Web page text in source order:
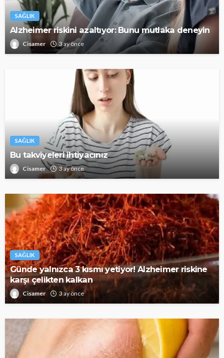
SAĞLIK
Alzheimer riskini azaltıyor: Bunu mutlaka deneyin
Cisamer 3 ay önce
SAĞLIK
Bu takviyeleri ihtiyacınız
Cisamer 3 ay önce
SAĞLIK
Günde yalnızca 3 kısmı yetiyor! Alzheimer riskine
karşı çelikten kalkan
Cisamer 3 ay önce